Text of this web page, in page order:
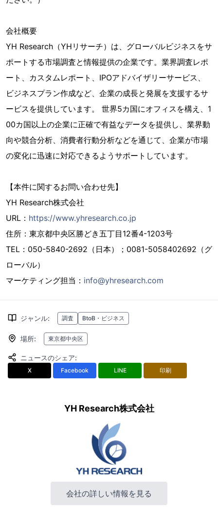
会社概要
YH Research（YHリサーチ）は、グローバルビジネスをサ
ポートする市場調査と情報提供の企業です。業界調査レポ
ート、カスタムレポート、IPOアドバイザリーサービス、
ビジネスプラン作成など、企業の成長と発展を支援するサ
ービスを提供しています。 世界5カ国にオフィスを構え、1
00カ国以上の企業に正確で有益なデータを提供し、業界動
向や競合分析、消費者行動分析などを通じて、企業が市場
の変化に迅速に対応できるようサポートしています。
【本件に関するお問い合わせ先】
YH Research株式会社
URL： https://www.yhresearch.co.jp
住所：東京都中央区勝どき五丁目12番4-1203号
TEL：050-5840-2692（日本）；0081-5058402692（グ
ローバル）
マーケティング担当： info@yhresearch.com
ジャンル: 調査 BtoB・ビジネス
場所: 東京都中央区
ニュースのシェア:
X Facebook LINE 印刷
YH Research株式会社
会社の詳しい情報を見る